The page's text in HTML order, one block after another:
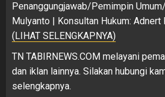
Penanggungjawab/Pemimpin
Mulyanto | Konsultan Hukum: Adnert
(LIHAT SELENGKAPNYA)
TN TABIRNEWS.COM melayani
dan iklan lainnya. Silakan hubungi
selengkapnya.